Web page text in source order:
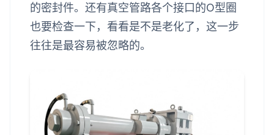
的密封件。还有真空管路各个接口的O型圈
也要检查一下，看看是不是老化了，这一步
往往是最容易被忽略的。